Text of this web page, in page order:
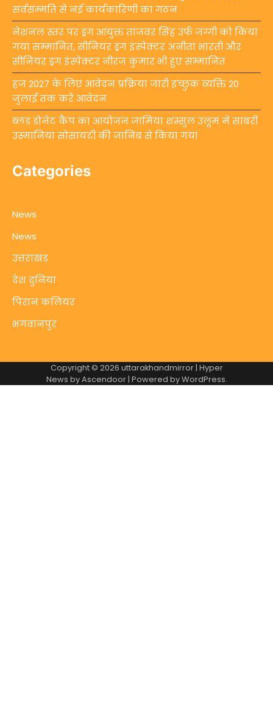
सर्वसम्मति से नई कार्यकारिणी का गठन
नेशनल स्तर पर ड्रग आयुक्त ताजवर सिंह उर्फ जग्गी को किया
गया सम्मानित, सीनियर ड्रग इंस्पेक्टर अनीता भारती और
सीनियर ड्रग इंस्पेक्टर नीरज कुमार भी हुए सम्मानित
हज 2027 के लिए आवेदन प्रक्रिया जारी इच्छुक व्यक्ति 20
जुलाई तक करें आवेदन
ब्लड डोनेट कैंप का आयोजन जामिया शम्सुल उलूम में साबरी
उस्मानिया सोसायटी की जानिब से किया गया
Categories
News
News
उत्तराखंड
देश दुनिया
पिरान कलियर
भगवानपुर
Copyright © 2026 uttarakhandmirror| Hyper
News byAscendoor| Powered byWordPress.